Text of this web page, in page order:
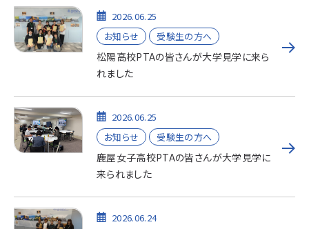
2026.06.25
お知らせ
受験生の方へ
松陽高校PTAの皆さんが大学見学に来ら
れました
2026.06.25
お知らせ
受験生の方へ
鹿屋女子高校PTAの皆さんが大学見学に
来られました
2026.06.24